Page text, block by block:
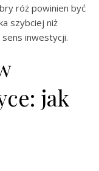
róż powinien być
szybciej niż
inwestycji.
jak